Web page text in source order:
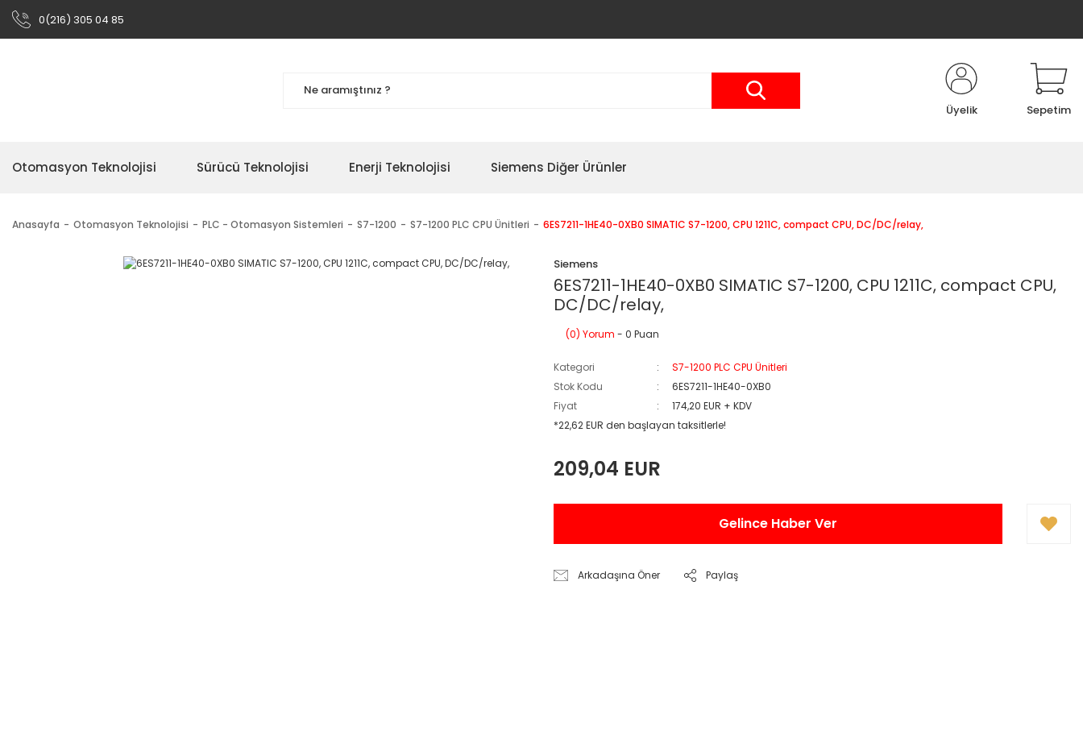
0(216) 305 04 85
Üyelik Sepetim
Otomasyon Teknolojisi Sürücü Teknolojisi Enerji Teknolojisi Siemens Diğer Ürünler
Anasayfa Otomasyon Teknolojisi PLC - Otomasyon Sistemleri S7-1200 S7-1200 PLC CPU Ünitleri 6ES7211-1HE40-0XB0 SIMATIC S7-1200, CPU 1211C, compact CPU, DC/DC/relay,
Siemens
6ES7211-1HE40-0XB0 SIMATIC S7-1200, CPU 1211C, compact CPU,
DC/DC/relay,
(0) Yorum - 0 Puan
Kategori
S7-1200 PLC CPU Ünitleri
Stok Kodu
6ES7211-1HE40-0XB0
Fiyat
174,20 EUR + KDV
*22,62 EUR den başlayan taksitlerle!
209,04 EUR
Gelince Haber Ver
Arkadaşına Öner Paylaş